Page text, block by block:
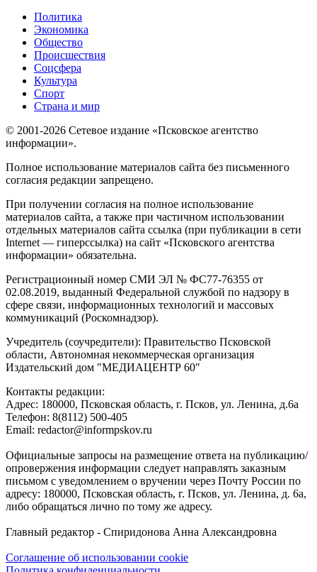
Политика
Экономика
Общество
Происшествия
Соцсфера
Культура
Спорт
Страна и мир
© 2001-2026 Сетевое издание «Псковское агентство
информации».
Полное использование материалов сайта без письменного
согласия редакции запрещено.
При получении согласия на полное использование
материалов сайта, а также при частичном использовании
отдельных материалов сайта ссылка (при публикации в сети
Internet — гиперссылка) на сайт «Псковского агентства
информации» обязательна.
Регистрационный номер СМИ ЭЛ № ФС77-76355 от
02.08.2019, выданный Федеральной службой по надзору в
сфере связи, информационных технологий и массовых
коммуникаций (Роскомнадзор).
Учредитель (соучредители): Правительство Псковской
области, Автономная некоммерческая организация
Издательский дом "МЕДИАЦЕНТР 60"
Контакты редакции:
Адреc: 180000, Псковская область, г. Псков, ул. Ленина, д.6а
Телефон: 8(8112) 500-405
Email: redactor@informpskov.ru
Официальные запросы на размещение ответа на публикацию/
опровержения информации следует направлять заказным
письмом с уведомлением о вручении через Почту России по
адресу: 180000, Псковская область, г. Псков, ул. Ленина, д. 6а,
либо обращаться лично по тому же адресу.
Главный редактор - Спиридонова Анна Александровна
Соглашение об использовании cookie